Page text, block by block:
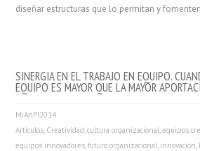
diseñar estructuras que lo permitan y
SINERGIA EN EL TRABAJO EN EQUIPO.
EQUIPO ES MAYOR QUE LA MAYOR
MiAnPl2014
Articulos, Creatividad,cultura organizacional,equipos
equipos innovadores,futuro organizacional, innovación,